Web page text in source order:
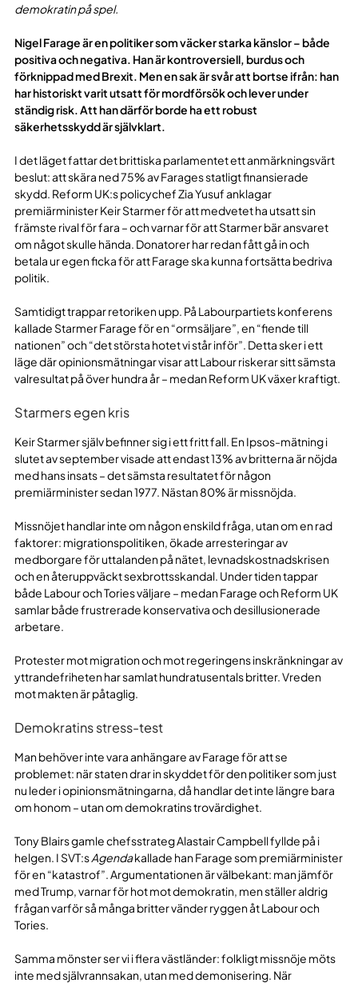
demokratin på spel.
Nigel Farage är en politiker som väcker starka känslor – både
positiva och negativa. Han är kontroversiell, burdus och
förknippad med Brexit. Men en sak är svår att bortse ifrån: han
har historiskt varit utsatt för mordförsök och lever under
ständig risk. Att han därför borde ha ett robust
säkerhetsskydd är självklart.
I det läget fattar det brittiska parlamentet ett anmärkningsvärt
beslut: att skära ned 75% av Farages statligt finansierade
skydd. Reform UK:s policychef Zia Yusuf anklagar
premiärminister Keir Starmer för att medvetet ha utsatt sin
främste rival för fara – och varnar för att Starmer bär ansvaret
om något skulle hända. Donatorer har redan fått gå in och
betala ur egen ficka för att Farage ska kunna fortsätta bedriva
politik.
Samtidigt trappar retoriken upp. På Labourpartiets konferens
kallade Starmer Farage för en “ormsäljare”, en “fiende till
nationen” och “det största hotet vi står inför”. Detta sker i ett
läge där opinionsmätningar visar att Labour riskerar sitt sämsta
valresultat på över hundra år – medan Reform UK växer kraftigt.
Starmers egen kris
Keir Starmer själv befinner sig i ett fritt fall. En Ipsos-mätning i
slutet av september visade att endast 13% av britterna är nöjda
med hans insats – det sämsta resultatet för någon
premiärminister sedan 1977. Nästan 80% är missnöjda.
Missnöjet handlar inte om någon enskild fråga, utan om en rad
faktorer: migrationspolitiken, ökade arresteringar av
medborgare för uttalanden på nätet, levnadskostnadskrisen
och en återuppväckt sexbrottsskandal. Under tiden tappar
både Labour och Tories väljare – medan Farage och Reform UK
samlar både frustrerade konservativa och desillusionerade
arbetare.
Protester mot migration och mot regeringens inskränkningar av
yttrandefriheten har samlat hundratusentals britter. Vreden
mot makten är påtaglig.
Demokratins stress-test
Man behöver inte vara anhängare av Farage för att se
problemet: när staten drar in skyddet för den politiker som just
nu leder i opinionsmätningarna, då handlar det inte längre bara
om honom – utan om demokratins trovärdighet.
Tony Blairs gamle chefsstrateg Alastair Campbell fyllde på i
helgen. I SVT:sAgendakallade han Farage som premiärminister
för en “katastrof”. Argumentationen är välbekant: man jämför
med Trump, varnar för hot mot demokratin, men ställer aldrig
frågan varför så många britter vänder ryggen åt Labour och
Tories.
Samma mönster ser vi i flera västländer: folkligt missnöje möts
inte med självrannsakan, utan med demonisering. När